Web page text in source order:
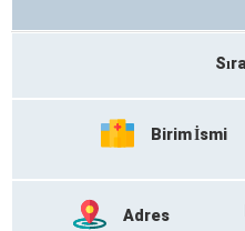
Birim İsmi
Adres